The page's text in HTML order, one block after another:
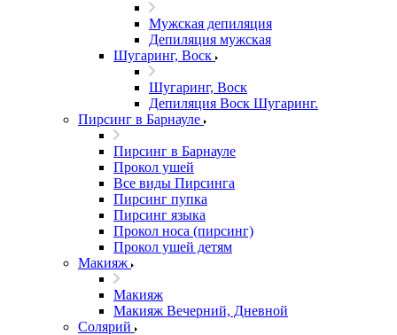
Мужская депиляция
Депиляция мужская
Шугаринг, Воск
Шугаринг, Воск
Депиляция Воск Шугаринг.
Пирсинг в Барнауле
Пирсинг в Барнауле
Прокол ушей
Все виды Пирсинга
Пирсинг пупка
Пирсинг языка
Прокол носа (пирсинг)
Прокол ушей детям
Макияж
Макияж
Макияж Вечерний, Дневной
Солярий